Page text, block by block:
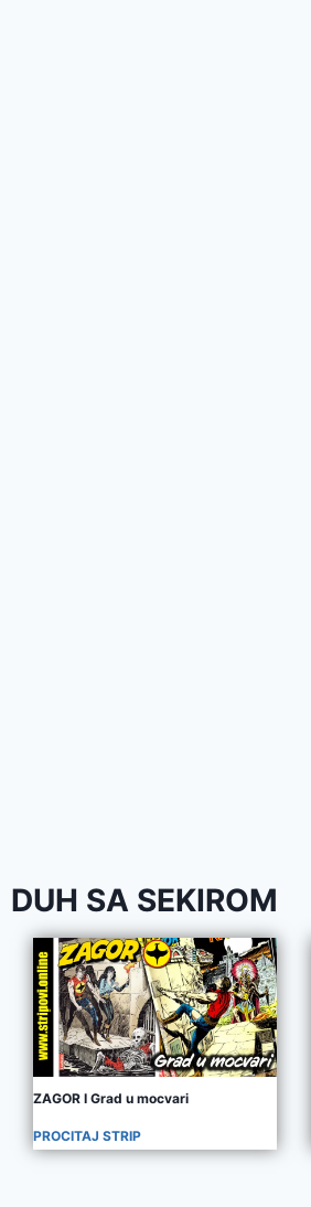
DUH SA SEKIROM
ZAGOR I Grad u mocvari
PROCITAJ STRIP